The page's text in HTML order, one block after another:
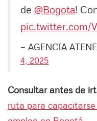
de @Bogota!
pic.twitter.com/
— AGENCIA
4, 2025
Consultar antes de
ruta para